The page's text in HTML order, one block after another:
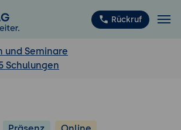
Rückruf
und Seminare
Schulungen